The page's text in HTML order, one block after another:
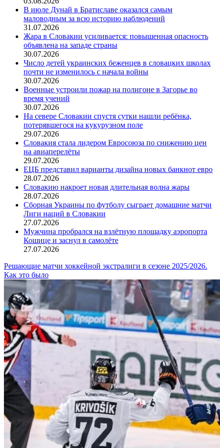
В июле Дунай в Братиславе оказался самым
маловодным за всю историю наблюдений
31.07.2026
Жара в Словакии усиливается: повышенная опасность
объявлена на западе страны
30.07.2026
Число детей украинских беженцев в словацких школах
почти не изменилось с начала войны
30.07.2026
Военные устроили пожар на полигоне в Загорье во
время учений
30.07.2026
На севере Словакии спустя сутки нашли ребёнка,
потерявшегося на кукурузном поле
29.07.2026
Словакия стала лидером Евросоюза по снижению цен
на авиаперелёты
29.07.2026
ЕЦБ представил варианты дизайна новых банкнот евро
28.07.2026
Словакию накроет новая длительная волна жары
28.07.2026
Сборная Украины по футболу сыграет домашние матчи
Лиги наций в Словакии
27.07.2026
Мужчина пробрался на взлётную площадку аэропорта
Кошице и заснул в самолёте
27.07.2026
Решающие матчи хоккейной экстралиги в сезоне 2025/2026.
Как это было